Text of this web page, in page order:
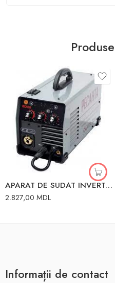
APARAT DE SUDAT INVERTOR 220A RESANTA
2.827,00 MDL
Informații de contact